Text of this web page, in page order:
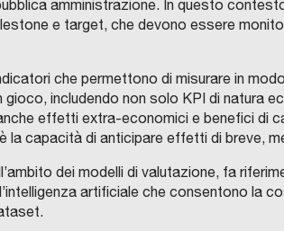
amministrazione. In questo
e target, che devono essere
che permettono di misurare in
gioco, includendo non solo KPI di natura
effetti extra-economici e benefici di
la capacità di anticipare effetti di breve,
dei modelli di valutazione, fa
artificiale che consentono la